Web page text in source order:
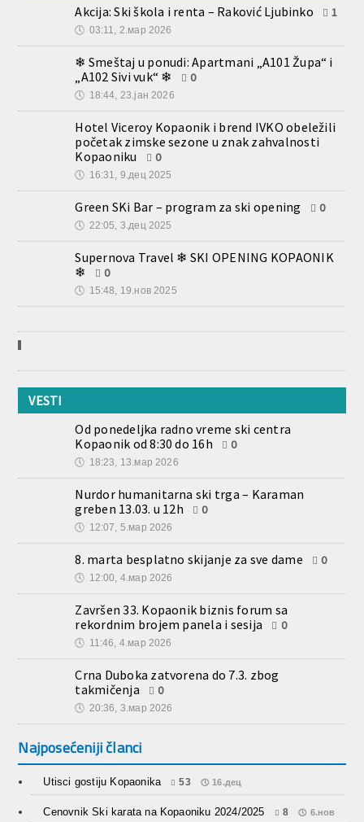
🕔 18:44, 23.јан 2026
Hotel Viceroy Kopaonik i brend IVKO obeležili
početak zimske sezone u znak zahvalnosti
Kopaoniku
0
🕔
0
22:05, 3.дец 2025
Supernova Travel ❄ SKI OPENING KOPAONIK
❄
🕔 15:48, 19.нов 2025
VESTI
🕔 18:23, 13.мар 2026
🕔 12:07, 5.мар 2026
8. marta besplatno skijanje za sve dame
🕔 12:00, 4.мар 2026
Završen 33. Kopaonik biznis forum sa
rekordnim brojem panela i sesija
🕔 11:46, 4.мар 2026
Crna Duboka zatvorena do 7.3. zbog
takmičenja
20:36, 3.мар 2026
Najposećeniji članci
Utisci gostiju Kopaonika
Cenovnik Ski karata na Kopaoniku 2024/2025 8 6.нов
Cene u kafićima i restoranima na Kopaoniku
Kopaonik je leti vedriji i pitomiji 6 1.јун
Brus – letnja izvidnica za Kopaonik 2 15.мај